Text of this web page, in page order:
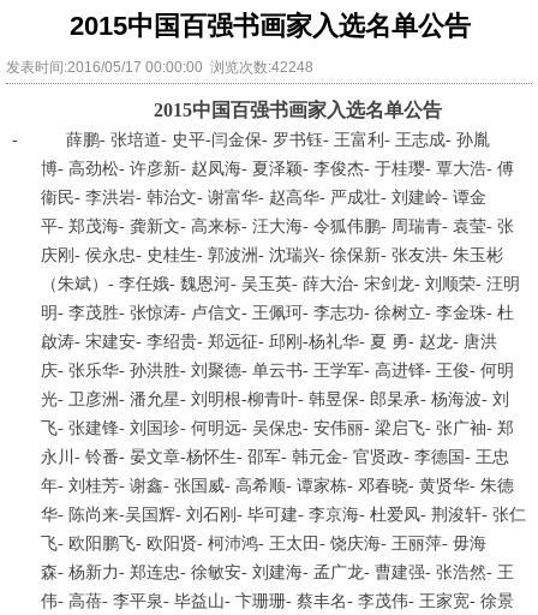
2015中国百强书画家入选名单公告
发表时间:2016/05/17 00:00:00 浏览次数:42248
2015中国百强书画家入选名单公告
- 薛鹏- 张培道- 史平-闫金保- 罗书钰- 王富利- 王志成- 孙胤
博- 高劲松- 许彦新- 赵凤海- 夏泽颖- 李俊杰- 于桂璎- 覃大浩- 傅
衞民- 李洪岩- 韩治文- 谢富华- 赵高华- 严成壮- 刘建岭- 谭金
平- 郑茂海- 龚新文- 高来标- 汪大海- 令狐伟鹏- 周瑞青- 袁莹- 张
庆刚- 侯永忠- 史桂生- 郭波洲- 沈瑞兴- 徐保新- 张友洪- 朱玉彬
（朱斌）- 李任娥- 魏恩河- 吴玉英- 薛大治- 宋剑龙- 刘顺荣- 汪明
明- 李茂胜- 张惊涛- 卢信文- 王佩珂- 李志功- 徐树立- 李金珠- 杜
啟涛- 宋建安- 李绍贵- 郑远征- 邱刚-杨礼华- 夏 勇- 赵龙- 唐洪
庆- 张乐华- 孙洪胜- 刘聚德- 单云书- 王学军- 高进铎- 王俊- 何明
光- 卫彦洲- 潘允星- 刘明根-柳青叶- 韩昱保- 郎杲承- 杨海波- 刘
飞- 张建锋- 刘国珍- 何明远- 吴保忠- 安伟丽- 梁启飞- 张广袖- 郑
永川- 铃番- 晏文章-杨怀生- 邵军- 韩元金- 官贤政- 李德国- 王忠
年- 刘桂芳- 谢鑫- 张国威- 高希顺- 谭家栋- 邓春晓- 黄贤华- 朱德
华- 陈尚来-吴国辉- 刘石刚- 毕可建- 李京海- 杜爱凤- 荆浚轩- 张仁
飞- 欧阳鹏飞- 欧阳贤- 柯沛鸿- 王太田- 饶庆海- 王丽萍- 毋海
森- 杨新力- 郑连忠- 徐敏安- 刘建海- 孟广龙- 曹建强- 张浩然- 王
伟- 高蓓- 李平泉- 毕益山- 卞珊珊- 蔡丰名- 李茂伟- 王家宽- 徐景